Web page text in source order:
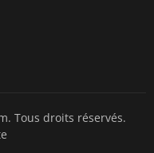
Tous droits réservés.